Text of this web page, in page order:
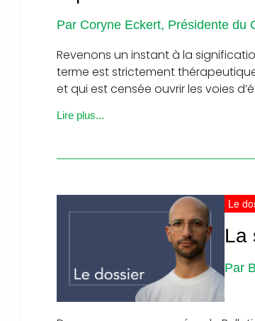
Par Coryne Eckert, Présidente du
Revenons un instant à la
terme est strictement
et qui est censée ouvrir les voies
Lire plus...
Le
La
Par